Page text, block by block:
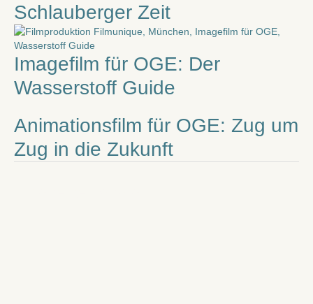
Schlauberger Zeit
Imagefilm für OGE: Der
Wasserstoff Guide
Animationsfilm für OGE: Zug um
Zug in die Zukunft